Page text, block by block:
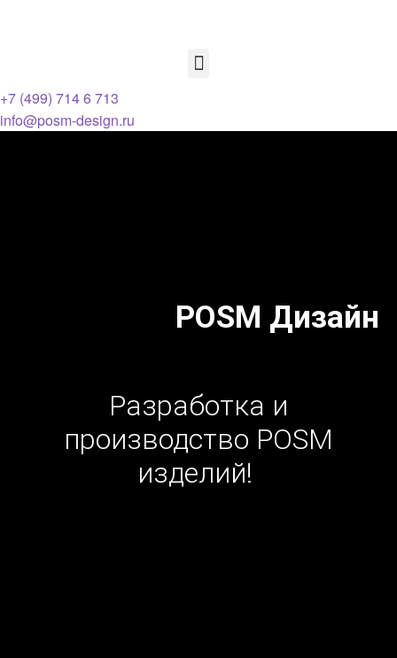
+7 (499) 714 6 713
info@posm-design.ru
POSM Дизайн
Разработка и
производство POSM
изделий!